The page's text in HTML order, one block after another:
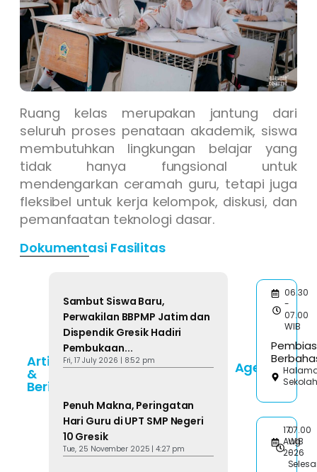
Ruang kelas merupakan jantung dari
seluruh proses penataan akademik, siswa
membutuhkan lingkungan belajar yang
tidak hanya fungsional untuk
mendengarkan ceramah guru, tetapi juga
fleksibel untuk kerja kelompok, diskusi, dan
pemanfaatan teknologi dasar.
Dokumentasi Fasilitas
Artikel
&
Berita
Sambut Siswa Baru,
Perwakilan BBPMP Jatim dan
Dispendik Gresik Hadiri
Pembukaan...
Fri, 17 July 2026 | 8:52 pm
Penuh Makna, Peringatan
Hari Guru di UPT SMP Negeri
10 Gresik
Tue, 25 November 2025 | 4:27 pm
Agenda
06.30
-
07.00
WIB
Sekolah
17
Aug
2026
07.00
WIB
-